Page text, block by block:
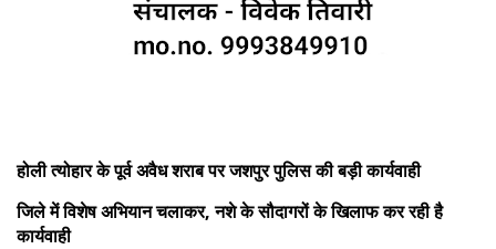
होली त्योहार के पूर्व अवैध शराब पर जशपुर पुलिस की बड़ी कार्यवाही
जिले में विशेष अभियान चलाकर, नशे के सौदागरों के खिलाफ कर रही है
कार्यवाही